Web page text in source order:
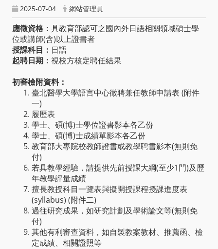
2025-07-04 網站管理員
應徵資格： 具教育部認可之國內外日語相關領域碩士學
位或講師(含)以上證書者
授課科目： 日語
起聘日期： 視校方核定聘任結果
初審檢附資料：
臺北醫學大學語言中心徵聘兼任教師申請表 (附件
一)
履歷表
學士、碩(博)士學位證書影本各乙份
學士、碩(博)士成績單影本各乙份
教育部大專院校教師證書或教學聘書影本(無則免
付)
若具教學經驗，請提供先前授課大綱(至少1門)及歷
年教學評量成績
擅長教授科目一覽表與擬開授課程授課進度表
(syllabus) (附件二)
過往研究成果，如研究計劃及學術論文等(無則免
付)
其他有利審查資料，如自製教案教材、推薦函、檢
定成績、相關證照等